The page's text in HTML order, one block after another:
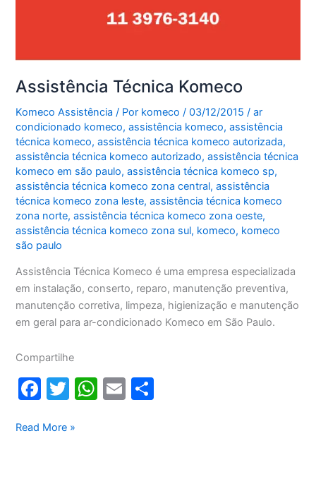
Assistência Técnica Komeco
Komeco Assistência / Por komeco/03/12/2015/ar
condicionado komeco,assistência komeco,assistência
técnica komeco,assistência técnica komeco autorizada,
assistência técnica komeco autorizado,assistência técnica
komeco em são paulo,assistência técnica komeco sp,
assistência técnica komeco zona central,assistência
técnica komeco zona leste,assistência técnica komeco
zona norte,assistência técnica komeco zona oeste,
assistência técnica komeco zona sul, komeco, komeco
são paulo
Assistência Técnica Komeco é uma empresa especializada
em instalação, conserto, reparo, manutenção preventiva,
manutenção corretiva, limpeza, higienização e manutenção
em geral para ar-condicionado Komeco em São Paulo.
Compartilhe
F
c
T
itt
W E
Assistência
Read More »